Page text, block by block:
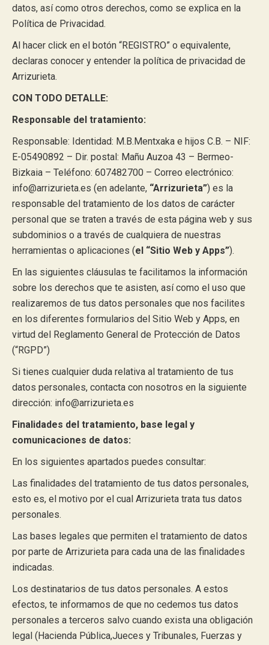
datos, así como otros derechos, como se explica en la
Política de Privacidad.
Al hacer click en el botón “REGISTRO” o equivalente,
declaras conocer y entender la política de privacidad de
Arrizurieta.
CON TODO DETALLE:
Responsable del tratamiento:
Responsable: Identidad: M.B.Mentxaka e hijos C.B. – NIF:
E-05490892 – Dir. postal: Mañu Auzoa 43 – Bermeo-
Bizkaia – Teléfono: 607482700 – Correo electrónico:
info@arrizurieta.es (en adelante, “Arrizurieta”) es la
responsable del tratamiento de los datos de carácter
personal que se traten a través de esta página web y sus
subdominios o a través de cualquiera de nuestras
herramientas o aplicaciones (el “Sitio Web y Apps”).
En las siguientes cláusulas te facilitamos la información
sobre los derechos que te asisten, así como el uso que
realizaremos de tus datos personales que nos facilites
en los diferentes formularios del Sitio Web y Apps, en
virtud del Reglamento General de Protección de Datos
(“RGPD”)
Si tienes cualquier duda relativa al tratamiento de tus
datos personales, contacta con nosotros en la siguiente
dirección: info@arrizurieta.es
Finalidades del tratamiento, base legal y
comunicaciones de datos:
En los siguientes apartados puedes consultar:
Las finalidades del tratamiento de tus datos personales,
esto es, el motivo por el cual Arrizurieta trata tus datos
personales.
Las bases legales que permiten el tratamiento de datos
por parte de Arrizurieta para cada una de las finalidades
indicadas.
Los destinatarios de tus datos personales. A estos
efectos, te informamos de que no cedemos tus datos
personales a terceros salvo cuando exista una obligación
legal (Hacienda Pública,Jueces y Tribunales, Fuerzas y